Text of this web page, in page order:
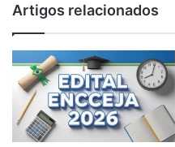
Artigos relacionados